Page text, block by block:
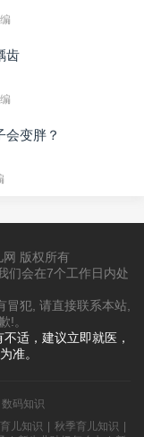
齿
会变胖？
版权所有
们会在7个工作日内处
犯, 请直接联系本站,
!。
适，建议立即就医，
准。
数码知识
儿知识 | 秋季育儿知识 |